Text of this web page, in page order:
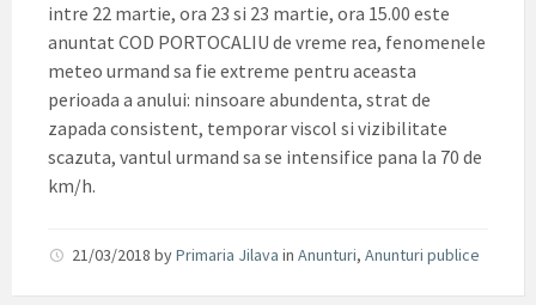
intre 22 martie, ora 23 si 23 martie, ora 15.00 este
anuntat COD PORTOCALIU de vreme rea, fenomenele
meteo urmand sa fie extreme pentru aceasta
perioada a anului: ninsoare abundenta, strat de
zapada consistent, temporar viscol si vizibilitate
scazuta, vantul urmand sa se intensifice pana la 70 de
km/h.
21/03/2018 byPrimaria Jilava in Anunturi, Anunturi publice